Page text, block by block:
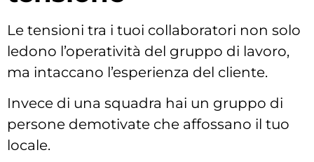
Le tensioni tra i tuoi collaboratori non solo
ledono l’operatività del gruppo di lavoro,
ma intaccano l’esperienza del cliente.
Invece di una squadra hai un gruppo di
persone demotivate che affossano il tuo
locale.